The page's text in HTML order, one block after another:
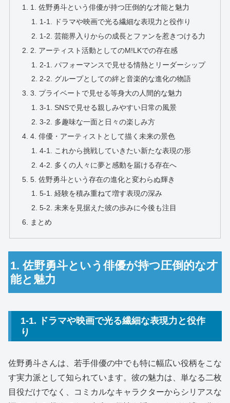
1. 佐野勇斗という俳優が持つ圧倒的な才能と魅力
1-1. ドラマや映画で光る繊細な表現力と役作り
1-2. 芸能界入りからの成長とファンを惹きつける力
2. アーティスト活動としてのM!LKでの存在感
2-1. パフォーマンスで見せる情熱とリーダーシップ
2-2. グループとしての絆と音楽的な進化の物語
3. プライベートで見せる等身大の人間的な魅力
3-1. SNSで見せる親しみやすい日常の風景
3-2. 多趣味な一面と日々の楽しみ方
4. 俳優・アーティストとして描く未来の景色
4-1. これから挑戦していきたい新たな表現の形
4-2. 多くの人々に夢と感動を届ける存在へ
5. 佐野勇斗という存在の進化と変わらぬ輝き
5-1. 経験を積み重ねて増す表現の深み
5-2. 未来を見据えた彼の歩みに今後も注目
まとめ
1. 佐野勇斗という俳優が持つ圧倒的な才
能と魅力
1-1. ドラマや映画で光る繊細な表現力と役作
り
佐野勇斗さんは、若手俳優の中でも特に幅広い役柄をこな
す実力派として知られています。彼の魅力は、単なる二枚
目役だけでなく、コミカルなキャラクターからシリアスな